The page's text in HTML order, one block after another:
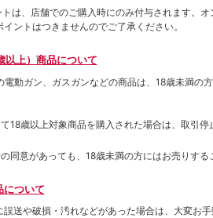
は、店舗でのご購⼊時にのみ付与されます。オ
ントはつきませんのでご了承ください。
以上）商品について
電動ガン、ガスガンなどの商品は、18歳未満の
18歳以上対象商品を購入された場合は、取引停
同意があっても、18歳未満の方にはお売りする
について
誤送や破損・汚れなどがあった場合は、大変お